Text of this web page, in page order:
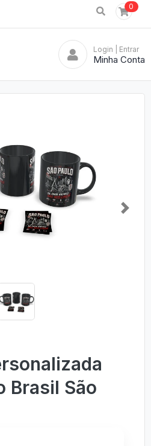
0
Login | Entrar
Minha Conta
Next
Brasil São